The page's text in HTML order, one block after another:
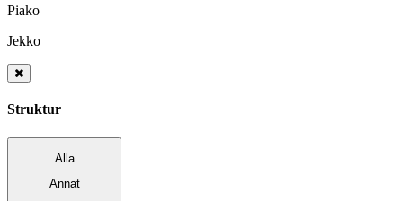
Piako
Jekko
Struktur
Alla
Annat